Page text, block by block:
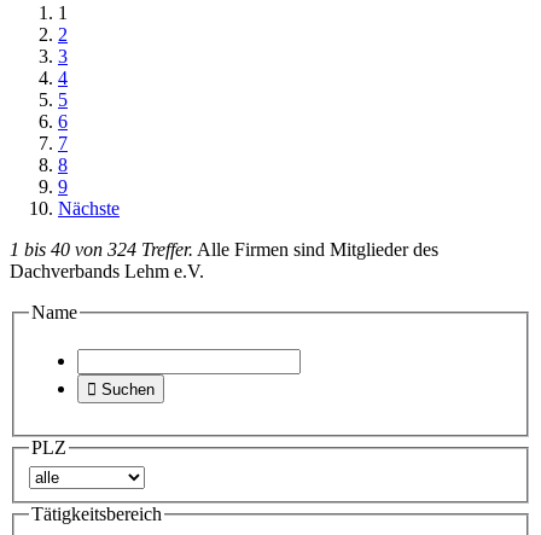
1
2
3
4
5
6
7
8
9
Nächste
1 bis 40 von 324 Treffer. Alle Firmen sind Mitglieder des
Dachverbands Lehm e.V.
Name
 Suchen
PLZ
Tätigkeitsbereich